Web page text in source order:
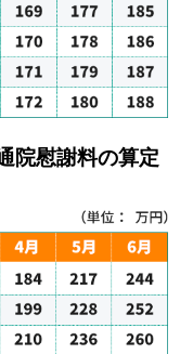
院慰謝料の算定